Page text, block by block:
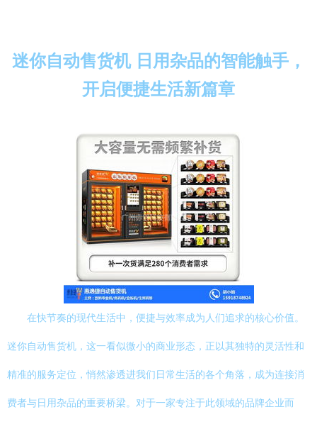
迷你自动售货机 日用杂品的智能触手，
开启便捷生活新篇章
在快节奏的现代生活中，便捷与效率成为人们追求的核心价值。
迷你自动售货机，这一看似微小的商业形态，正以其独特的灵活性和
精准的服务定位，悄然渗透进我们日常生活的各个角落，成为连接消
费者与日用杂品的重要桥梁。对于一家专注于此领域的品牌企业而